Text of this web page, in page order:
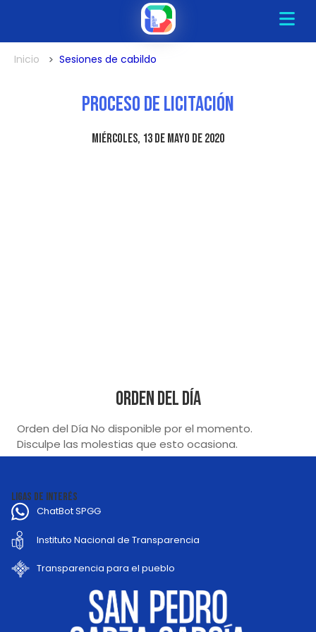
Inicio Sesiones de cabildo
Proceso de Licitación
miércoles, 13 de mayo de 2020
Orden del Día
Orden del Día No disponible por el momento.
Disculpe las molestias que esto ocasiona.
LIGAS DE INTERÉS
ChatBot SPGG
Instituto Nacional de Transparencia
Transparencia para el pueblo